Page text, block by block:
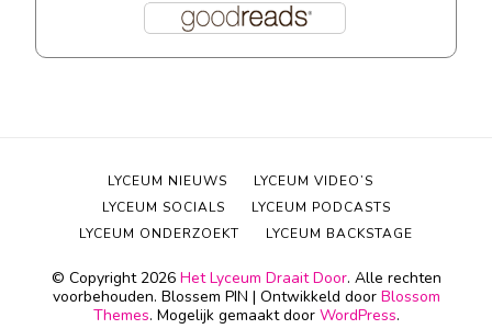
© Copyright 2026 Het Lyceum Draait Door. Alle rechten
voorbehouden. Blossem PIN | Ontwikkeld door Blossom
Themes. Mogelijk gemaakt door WordPress.
LYCEUM NIEUWS
LYCEUM VIDEO’S
LYCEUM SOCIALS
LYCEUM PODCASTS
LYCEUM ONDERZOEKT
LYCEUM BACKSTAGE